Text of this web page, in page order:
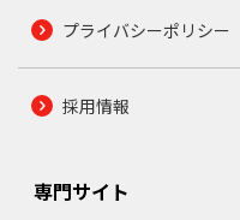
プライバシーポリシー
採用情報
専門サイト